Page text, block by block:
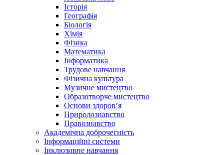
Історія
Географія
Біологія
Хімія
Фізика
Математика
Інформатика
Трудове навчання
Фізична культура
Музичне мистецтво
Образотворче мистецтво
Основи здоров’я
Природознавство
Правознавство
Академічна доброчесність
Інформаційні системи
Інклюзивне навчання